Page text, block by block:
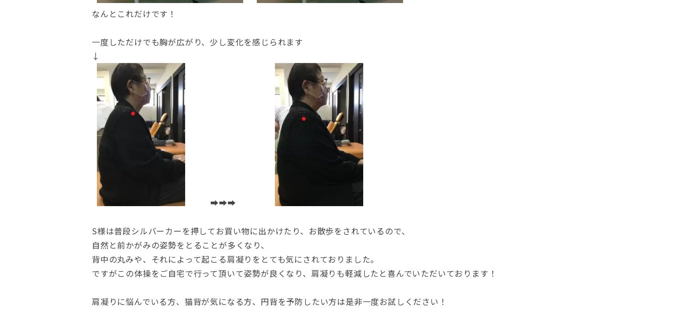
なんとこれだけです！
一度しただけでも胸が広がり、少し変化を感じられます
↓
➡➡➡
S様は普段シルバーカーを押してお買い物に出かけたり、お散歩をされているので、
自然と前かがみの姿勢をとることが多くなり、
背中の丸みや、それによって起こる肩凝りをとても気にされておりました。
ですがこの体操をご自宅で行って頂いて姿勢が良くなり、肩凝りも軽減したと喜んでいただいております！
肩凝りに悩んでいる方、猫背が気になる方、円背を予防したい方は是非一度お試しください！